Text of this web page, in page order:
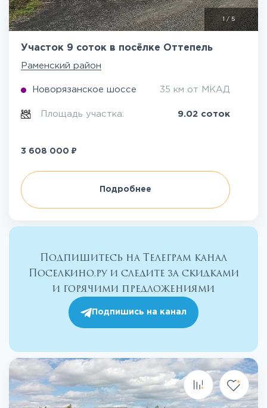
/5
Участок 9 соток в посёлке Оттепель
Раменский район
Новорязанское шоссе 35 км от МКАД
Площадь участка: 9.02 соток
3 608 000 ₽
Подробнее
Подпишитесь на Телеграм канал
Поселкино.ру и следите за скидками
и горячими предложениями
Подпишись на канал